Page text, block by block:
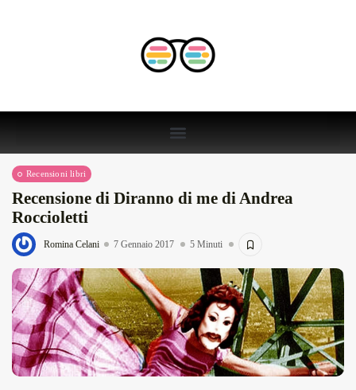
Recensioni libri
Recensione di Diranno di me di Andrea
Roccioletti
Romina Celani 7 Gennaio 2017 5 Minuti